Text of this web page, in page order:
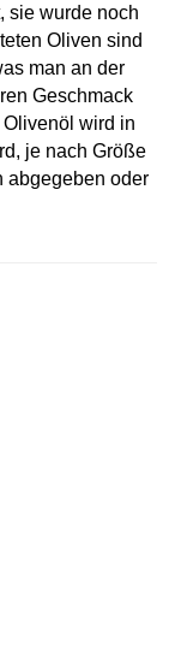
sie wurde noch
Oliven sind
man an der
Geschmack
wird in
je nach Größe
abgegeben oder